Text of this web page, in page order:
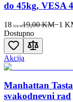
do 45kg, VESA
18 50KM19,00 KM−1
Dostupno
Akcija
Manhattan
svakodnevni rad